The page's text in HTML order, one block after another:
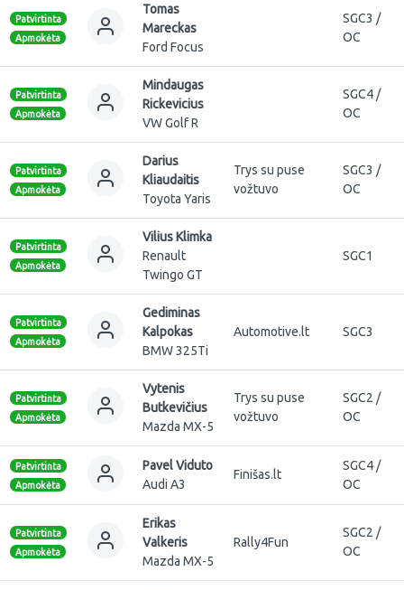
Patvirtinta
Apmokėta
Tomas
Mareckas
Ford Focus
SGC3 /
OC
Patvirtinta
Apmokėta
Mindaugas
Rickevicius
VW Golf R
SGC4 /
OC
Patvirtinta
Apmokėta
Darius
Kliaudaitis
Toyota Yaris
Trys su puse
vožtuvo
SGC3 /
OC
Patvirtinta
Apmokėta
Vilius Klimka
Renault
Twingo GT
SGC1
Patvirtinta
Apmokėta
Gediminas
Kalpokas
BMW 325Ti
Automotive.lt SGC3
Patvirtinta
Apmokėta
Vytenis
Butkevičius
Mazda MX-5
Trys su puse
vožtuvo
SGC2 /
OC
Patvirtinta
Apmokėta
Pavel Viduto
Audi A3
Finišas.lt
SGC4 /
OC
Patvirtinta
Apmokėta
Erikas
Valkeris
Mazda MX-5
Rally4Fun
SGC2 /
OC